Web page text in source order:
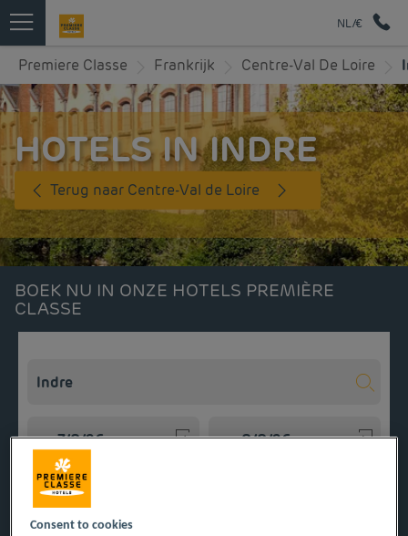
NL/€
Premiere Classe Frankrijk Centre-Val De Loire
HOTELS IN INDRE
Terug naar Centre-Val de Loire
BOEK NU IN ONZE HOTELS PREMIÈRE
CLASSE
Navigate forward to interact with the calendar and select
Consent to cookies